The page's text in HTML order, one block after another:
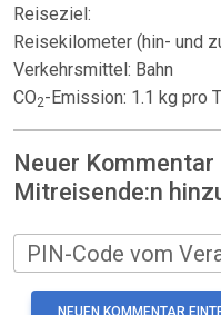
Reiseziel:
Reisekilometer (hin- und
Verkehrsmittel: Bahn
CO2-Emission: 1.1 kg pro
Neuer
Mitreisende:n